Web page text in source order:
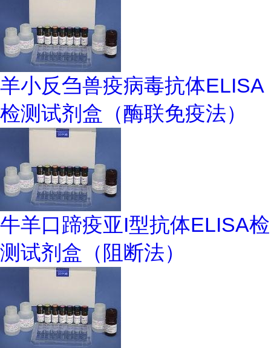
羊小反刍兽疫病毒抗体ELISA
检测试剂盒（酶联免疫法）
牛羊口蹄疫亚I型抗体ELISA检
测试剂盒（阻断法）